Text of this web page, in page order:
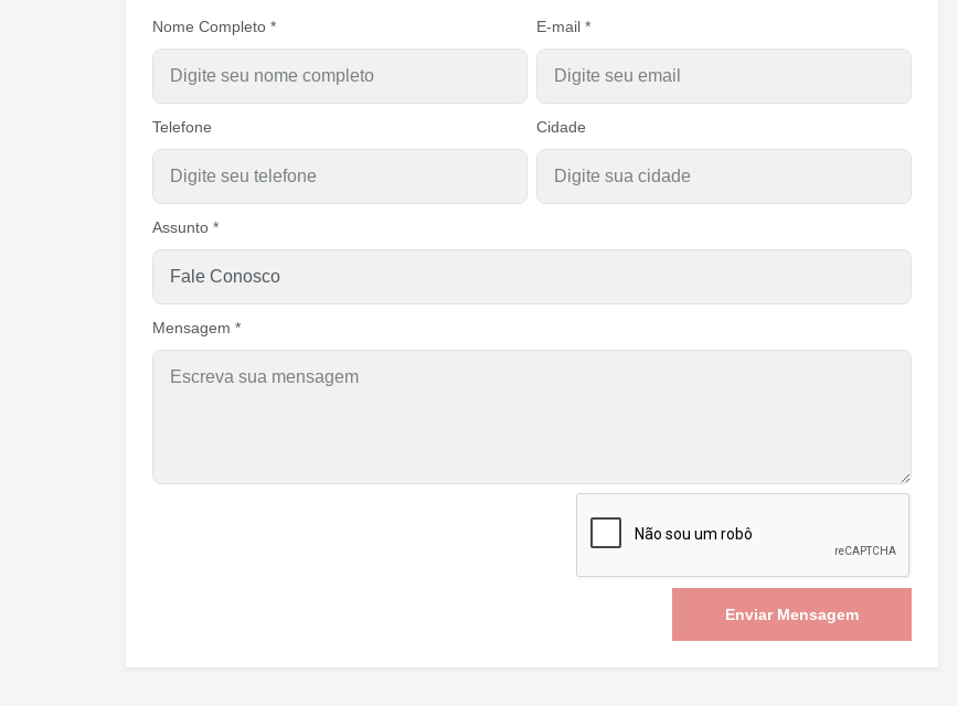
Nome Completo * E-mail *
Telefone Cidade
Assunto *
Mensagem *
Enviar Mensagem